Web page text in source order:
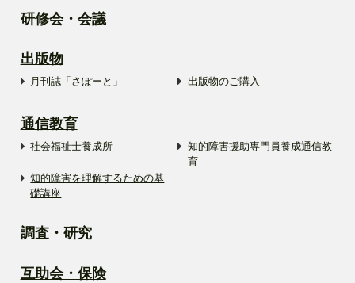
研修会・会議
出版物
月刊誌「さぽーと」 出版物のご購入
通信教育
社会福祉士養成所
知的障害援助専門員養成通信教
育
知的障害を理解するための基
礎講座
調査・研究
互助会・保険